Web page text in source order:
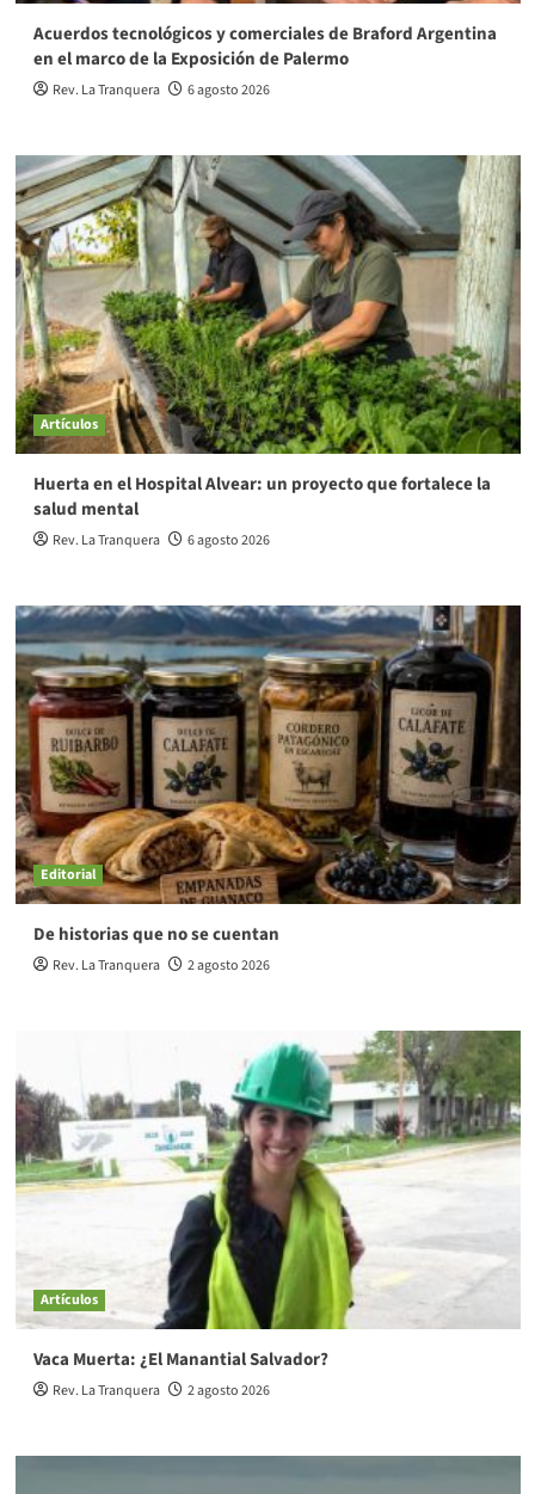
Acuerdos tecnológicos y comerciales de Braford Argentina
en el marco de la Exposición de Palermo
Rev. La Tranquera 6 agosto 2026
Artículos
Huerta en el Hospital Alvear: un proyecto que fortalece la
salud mental
Rev. La Tranquera 6 agosto 2026
Editorial
De historias que no se cuentan
Rev. La Tranquera 2 agosto 2026
Artículos
Vaca Muerta: ¿El Manantial Salvador?
Rev. La Tranquera 2 agosto 2026